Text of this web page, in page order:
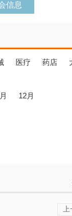
信息
医疗 药店
12月